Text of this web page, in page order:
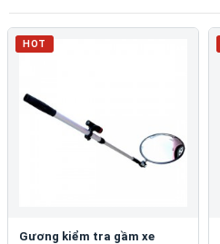
HOT
Gương kiểm tra gầm xe